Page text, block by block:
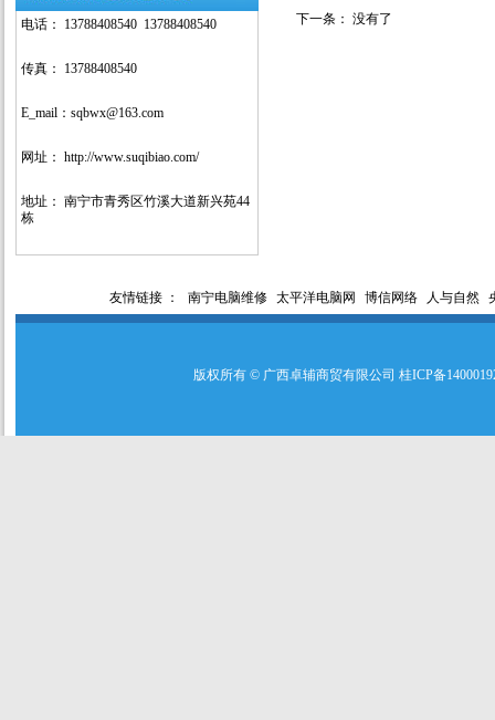
电话： 13788408540 13788408540
传真： 13788408540
E_mail：sqbwx@163.com
网址： http://www.suqibiao.com/
地址： 南宁市青秀区竹溪大道新兴苑44
栋
下一条： 没有了
友情链接 ： 南宁电脑维修 太平洋电脑网 博信网络 人与自然
版权所有 © 广西卓辅商贸有限公司 桂ICP备